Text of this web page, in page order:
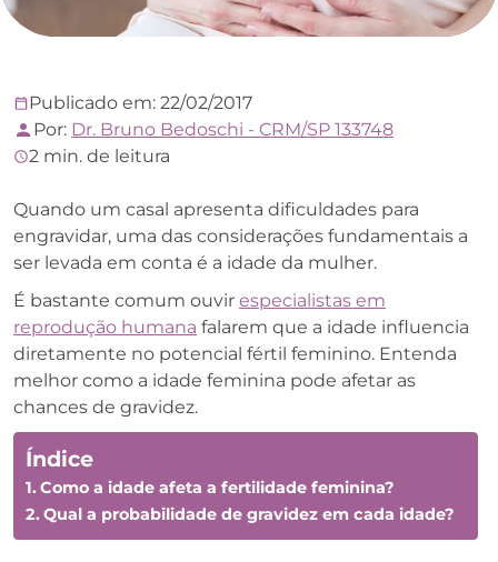
Publicado em: 22/02/2017
Por: Dr. Bruno Bedoschi - CRM/SP 133748
2 min. de leitura
Quando um casal apresenta dificuldades para
engravidar, uma das considerações fundamentais a
ser levada em conta é a idade da mulher.
É bastante comum ouvir especialistas em
reprodução humana falarem que a idade influencia
diretamente no potencial fértil feminino. Entenda
melhor como a idade feminina pode afetar as
chances de gravidez.
Índice
Como a idade afeta a fertilidade feminina?
Qual a probabilidade de gravidez em cada idade?